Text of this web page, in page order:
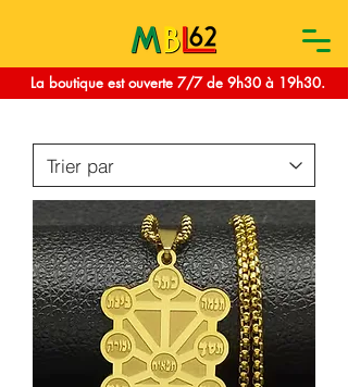
La boutique est ouverte 7/7 de 9h30 à 19h30.